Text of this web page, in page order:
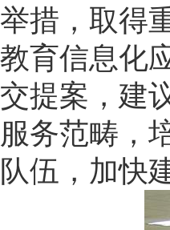
举措，取得
教育信息化
交提案，建
服务范畴，
队伍，加快